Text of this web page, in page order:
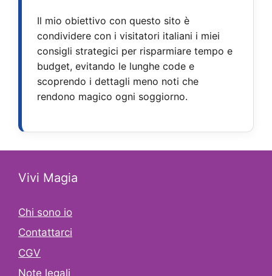
Il mio obiettivo con questo sito è
condividere con i visitatori italiani i miei
consigli strategici per risparmiare tempo e
budget, evitando le lunghe code e
scoprendo i dettagli meno noti che
rendono magico ogni soggiorno.
Vivi Magia
Chi sono io
Contattarci
CGV
Note legali